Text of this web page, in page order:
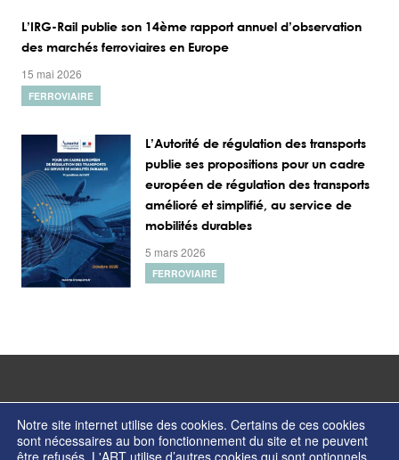
L’IRG-Rail publie son 14ème rapport annuel d’observation
des marchés ferroviaires en Europe
15 mai 2026
FERROVIAIRE
L’Autorité de régulation des transports
publie ses propositions pour un cadre
européen de régulation des transports
amélioré et simplifié, au service de
mobilités durables
5 mars 2026
FERROVIAIRE
Notre site internet utilise des cookies. Certains de ces cookies
sont nécessaires au bon fonctionnement du site et ne peuvent
être refusés. L'ART utilise d’autres cookies qui sont optionnels.